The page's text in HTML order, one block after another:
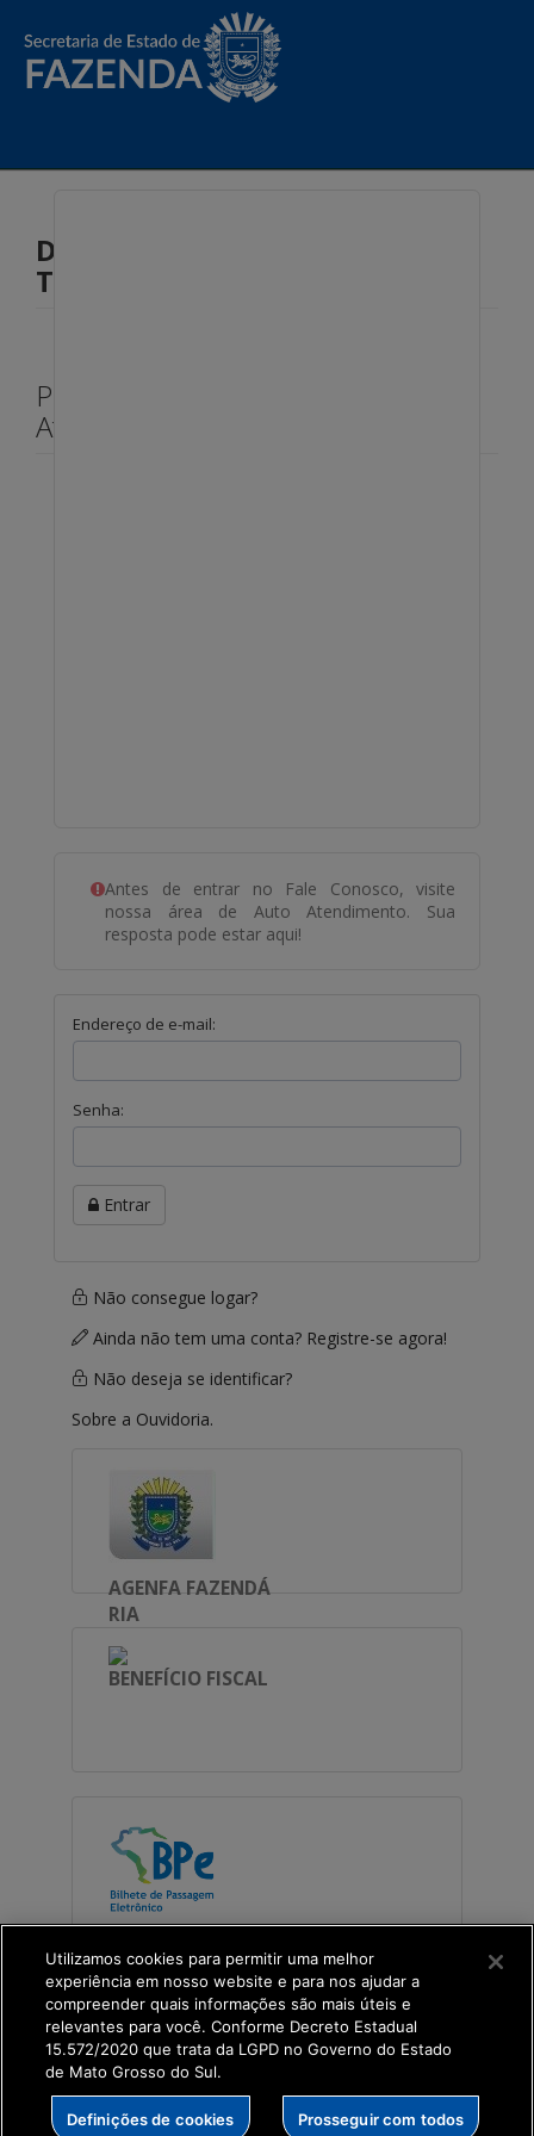
Denúncia - Fiscalização de
Tributos Estaduais
Perguntas Frequentes Auto-
Atendimento
Antes de entrar no Fale Conosco, visite
nossa área de Auto Atendimento. Sua
resposta pode estar aqui!
Endereço de e-mail:
Senha:
Entrar
Não consegue logar?
Ainda não tem uma conta? Registre-se agora!
Não deseja se identificar?
Sobre a Ouvidoria.
AGENFA FAZENDÁ
RIA
BENEFÍCIO FISCAL
em Eletrônico
CADASTRO FISCAL
2023 © COTIN - Todos direitos reservados
Utilizamos cookies para permitir uma melhor
experiência em nosso website e para nos ajudar a
compreender quais informações são mais úteis e
relevantes para você. Conforme Decreto Estadual
15.572/2020 que trata da LGPD no Governo do Estado
de Mato Grosso do Sul.
Definições de cookies Prosseguir com todos